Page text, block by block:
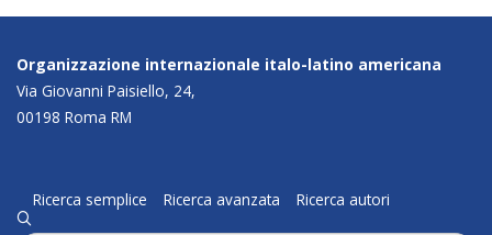
Organizzazione internazionale italo-latino americana
Via Giovanni Paisiello, 24,
00198 Roma RM
Ricerca semplice Ricerca avanzata Ricerca autori
q